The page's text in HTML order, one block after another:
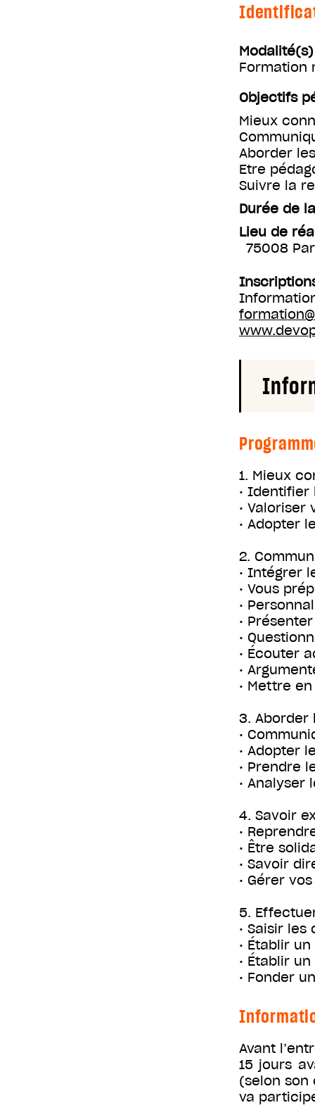
Formation
Objectifs
Mieux
Aborder
Etre
Suivre la
Durée de
Lieu de
75008
1. Mieux
•
•
• Adopter
2.
• Intégrer
• Vous
•
•
•
• Écouter
•
• Mettre
3.
•
• Adopter
• Prendre
• Analyser
4. Savoir
•
• Être
• Savoir
• Gérer
5.
• Saisir
• Établir
• Établir
• Fonder
Avant
15 jours
(selon
va